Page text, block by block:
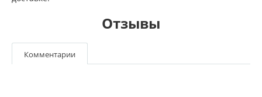
Отзывы
Комментарии